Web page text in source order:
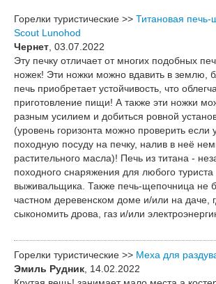
Горелки туристические >> Титановая
Scout Lunohod
Чернет , 03.07.2022
Эту печку отличает от многих подобных
ножек! Эти ножки можно вдавить в землю,
печь приобретает устойчивость, что
приготовление пищи! А также эти ножки
разным усилием и добиться ровной
(уровень горизонта можно проверить если
походную посуду на печку, налив в неё
растительного масла)! Печь из титана -
походного снаряжения для любого туриста
выживальщика. Также печь-щепочница не
частном деревенском доме и/или на даче,
сыкономить дрова, газ и/или
Горелки туристические >> Меха для
Эмиль Рудник , 14.02.2022